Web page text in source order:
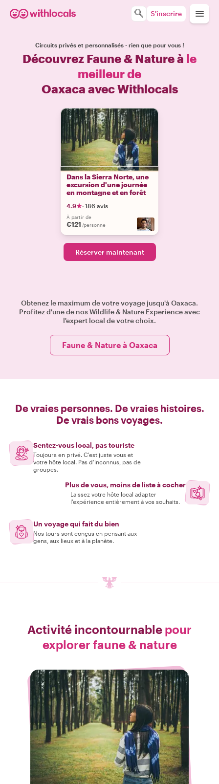
S'inscrire
Circuits privés et personnalisés - rien que pour vous !
Découvrez Faune & Nature à le
meilleur de
Oaxaca avec Withlocals
Dans la Sierra Norte, une
excursion d'une journée
en montagne et en forêt
4.9 · 186 avis
À partir de
€121 /personne
Réserver maintenant
Obtenez le maximum de votre voyage jusqu'à Oaxaca.
Profitez d'une de nos Wildlife & Nature Experience avec
l'expert local de votre choix.
Faune & Nature à Oaxaca
De vraies personnes. De vraies histoires.
De vrais bons voyages.
Sentez-vous local, pas touriste
Toujours en privé. C'est juste vous et
votre hôte local. Pas d'inconnus, pas de
groupes.
Plus de vous, moins de liste à cocher
Laissez votre hôte local adapter
l'expérience entièrement à vos souhaits.
Un voyage qui fait du bien
Nos tours sont conçus en pensant aux
gens, aux lieux et à la planète.
Activité incontournable pour
explorer faune & nature